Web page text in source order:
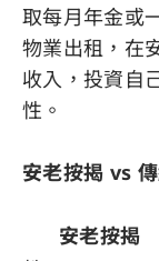
取每月年金或
物業出租，在
收入，投資自
性。
安老按揭 vs
安老按揭